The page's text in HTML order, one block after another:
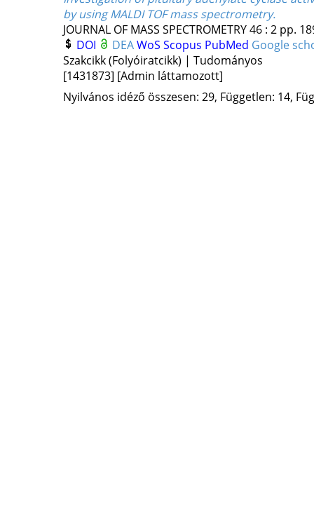
by using MALDI TOF mass spectrometry.
JOURNAL OF MASS SPECTROMETRY46: 2 pp.
DOI
DEAWoS Scopus PubMed Google
Szakcikk (Folyóiratcikk) | Tudományos
[1431873] [Admin láttamozott]
Nyilvános idéző összesen: 29, Független: 14,